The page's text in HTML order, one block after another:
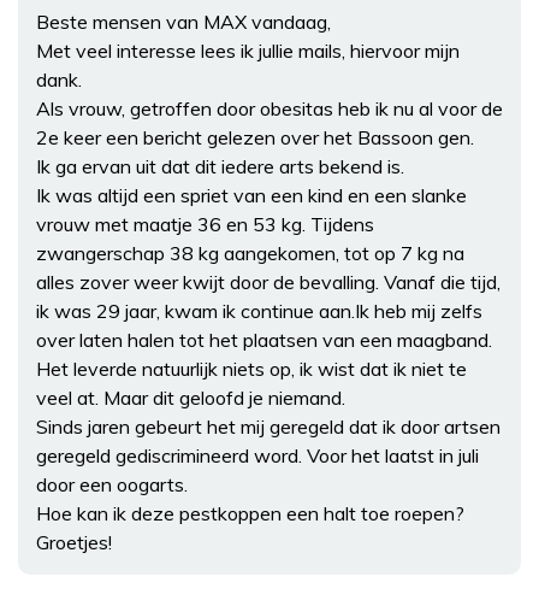
Beste mensen van MAX vandaag,
Met veel interesse lees ik jullie mails, hiervoor mijn
dank.
Als vrouw, getroffen door obesitas heb ik nu al voor de
2e keer een bericht gelezen over het Bassoon gen.
Ik ga ervan uit dat dit iedere arts bekend is.
Ik was altijd een spriet van een kind en een slanke
vrouw met maatje 36 en 53 kg. Tijdens
zwangerschap 38 kg aangekomen, tot op 7 kg na
alles zover weer kwijt door de bevalling. Vanaf die tijd,
ik was 29 jaar, kwam ik continue aan.Ik heb mij zelfs
over laten halen tot het plaatsen van een maagband.
Het leverde natuurlijk niets op, ik wist dat ik niet te
veel at. Maar dit geloofd je niemand.
Sinds jaren gebeurt het mij geregeld dat ik door artsen
geregeld gediscrimineerd word. Voor het laatst in juli
door een oogarts.
Hoe kan ik deze pestkoppen een halt toe roepen?
Groetjes!